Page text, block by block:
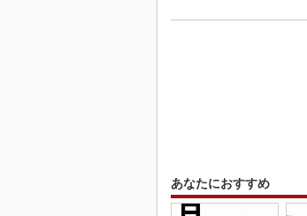
あなたにおすすめ